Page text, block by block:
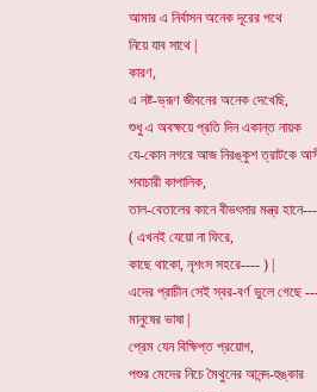
আমার এ নির্বাসন অনেক দূরের পথে
নিয়ে যাব সাথে |
কারণ,
এ নষ্ট-ভ্রূণ জীবনের অনেক দেখেছি,
শুধু এ অবক্ষয়ে প্রতি দিন একান্ত নায়ক
যে-কোন নগরে আজ নিরঙ্কুশ ত্রাটকে
শবাচারী কাপালিক,
তাল-বেতালের কানে বীভৎসার মন্ত্র
( এখনই যেয়ো না ফিরে,
কাছে থাকো, নৃশংস সহরে---- ) |
এদের প্রাচীন সেই স্বর-বর্ণ ভুলে গেছে
মানুষের ভাষা |
প্রেম যেন বিক্ষিপ্ত প্রয়োগ,
পশুর মেদের নিচে মৈথুনের আনন্দ-হুঙ্কার